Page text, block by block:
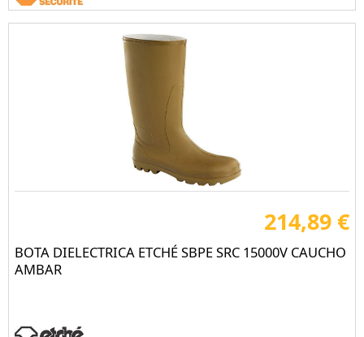
214,89 €
BOTA DIELECTRICA ETCHÉ SBPE SRC 15000V CAUCHO
AMBAR